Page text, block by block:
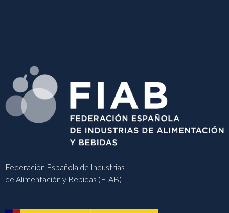
Federación Española de Industrias
de Alimentación y Bebidas (FIAB)